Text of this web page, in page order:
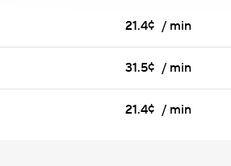
21.4¢ / min
31.5¢ / min
21.4¢ / min